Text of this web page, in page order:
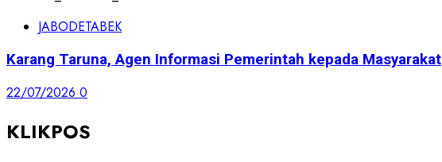
JABODETABEK
Karang Taruna, Agen Informasi Pemerintah kepada Masyarakat
22/07/2026 0
KLIKPOS